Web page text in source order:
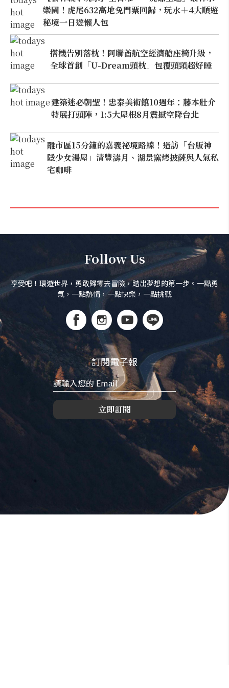
樂園！虎尾632高地免門票回歸，玩水＋4大順遊
秘境一日遊懶人包
搭機告別落枕！阿聯酋航空經濟艙座椅升級，
全球首創「U-Dream頭枕」包覆頭頸超好睡
建築迷必朝聖！忠泰美術館10週年：藤本壯介
特展打頭陣，1:5大屋根8月震撼空降台北
離市區15分鐘的嘉義祕境路線！造訪「台版神
隱少女湯屋」清豐濤月、湖景窯烤披薩與人氣私
宅咖啡
Follow Us
享受吧！環遊世界，勇敢歸零去冒險，踏出夢想的第一步。一點勇
氣，一點熱情，一點快樂，一點挑戰
訂閱電子報
立即訂閱